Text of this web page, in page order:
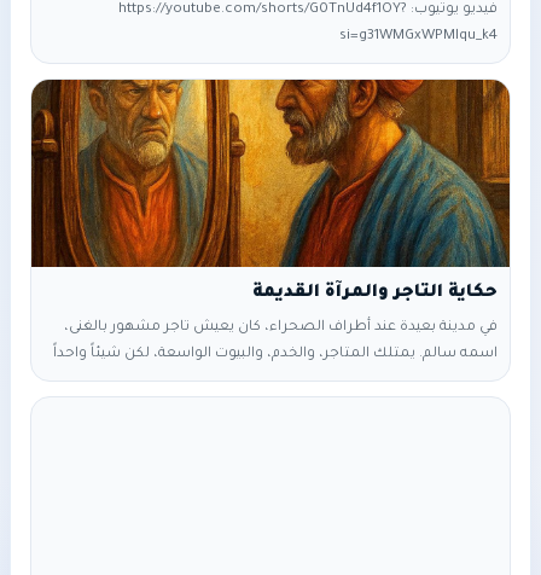
فيديو يوتيوب: https://youtube.com/shorts/G0TnUd4f1OY?
si=g31WMGxWPMlqu_k4
حكاية التاجر والمرآة القديمة
في مدينة بعيدة عند أطراف الصحراء، كان يعيش تاجر مشهور بالغنى،
اسمه سالم. يمتلك المتاجر، والخدم، والبيوت الواسعة، لكن شيئاً واحداً
كان ينقصه: كان قلبه دائمَ التذمّر، لا يرى نعمةً ولا يشكر، ولا يسمع